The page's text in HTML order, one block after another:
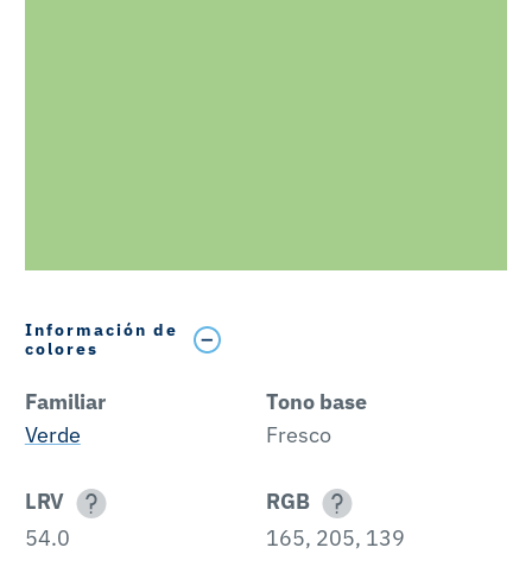
Información de
colores
Familiar
Verde
Tono base
Fresco
LRV
54.0
RGB
165, 205, 139